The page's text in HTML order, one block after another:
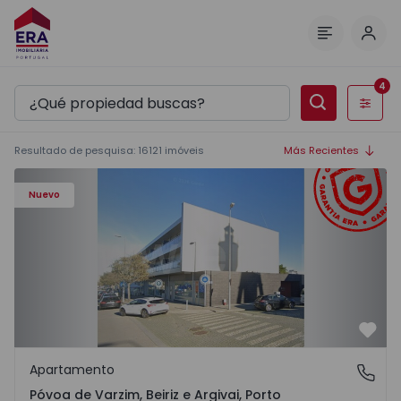
Filtros
4
Resultado de pesquisa: 16121 imóveis Más Recientes
Nuevo
Apartamento T3 Póvoa de Varzim, Póvoa de Varzim,
Póvoa de Varzim, Beiriz e Argivai, Porto
Apartamento
Póvoa de Varzim, Beiriz e Argivai, Porto